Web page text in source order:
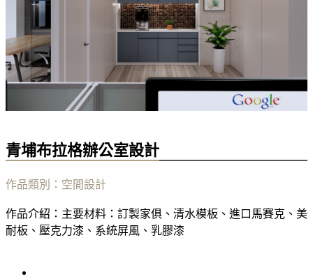
青埔布拉格辦公室設計
作品類別：空間設計
作品介紹：主要材料：訂製家俱、清水模板、進口馬賽克、美
耐板、壓克力漆、系統屏風、乳膠漆